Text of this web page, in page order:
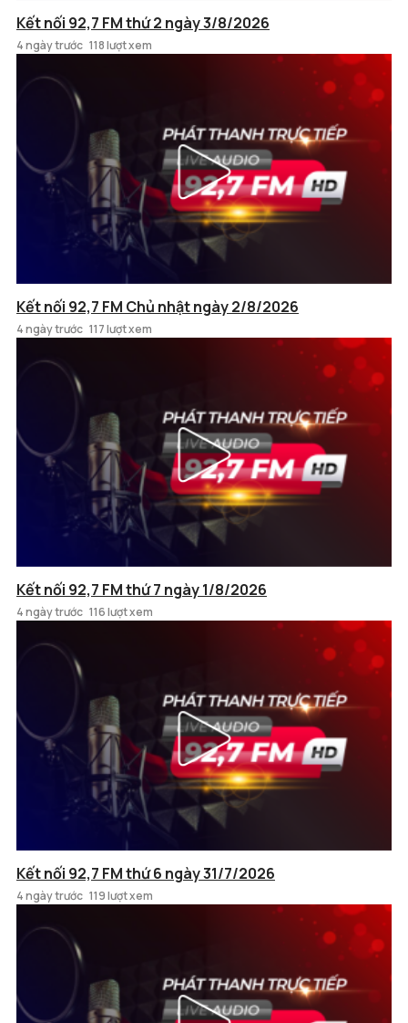
Kết nối 92,7 FM thứ 2 ngày 3/8/2026
4 ngày trước 118 lượt xem
Kết nối 92,7 FM Chủ nhật ngày 2/8/2026
4 ngày trước 117 lượt xem
Kết nối 92,7 FM thứ 7 ngày 1/8/2026
4 ngày trước 116 lượt xem
Kết nối 92,7 FM thứ 6 ngày 31/7/2026
4 ngày trước 119 lượt xem